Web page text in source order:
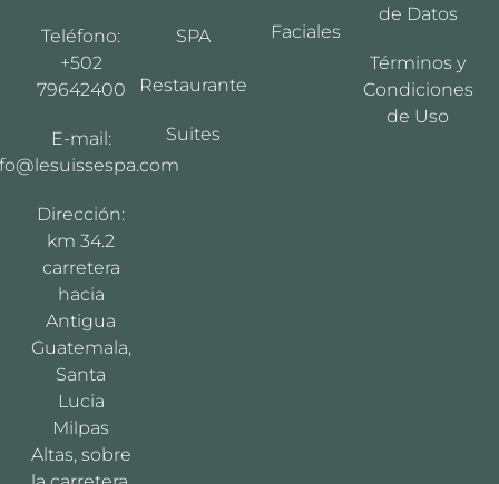
Teléfono:
+502
79642400
E-mail:
Dirección:
km 34.2
carretera
hacia
Antigua
Guatemala,
Santa
Lucia
Milpas
Altas, sobre
SPA
Restaurante
Suites
Faciales
de Datos
Términos y
Condiciones
de Uso